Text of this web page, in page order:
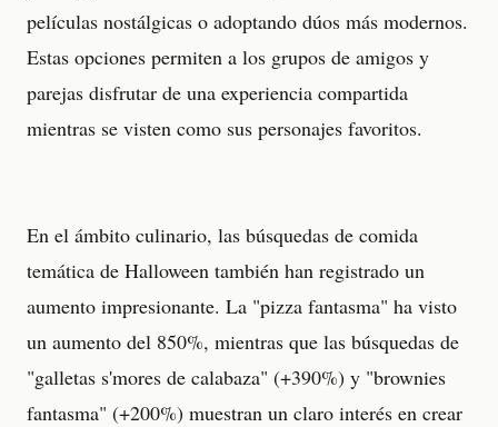
películas nostálgicas o adoptando dúos más modernos.
Estas opciones permiten a los grupos de amigos y
parejas disfrutar de una experiencia compartida
mientras se visten como sus personajes favoritos.
En el ámbito culinario, las búsquedas de comida
temática de Halloween también han registrado un
aumento impresionante. La "pizza fantasma" ha visto
un aumento del 850%, mientras que las búsquedas de
"galletas s'mores de calabaza" (+390%) y "brownies
fantasma" (+200%) muestran un claro interés en crear